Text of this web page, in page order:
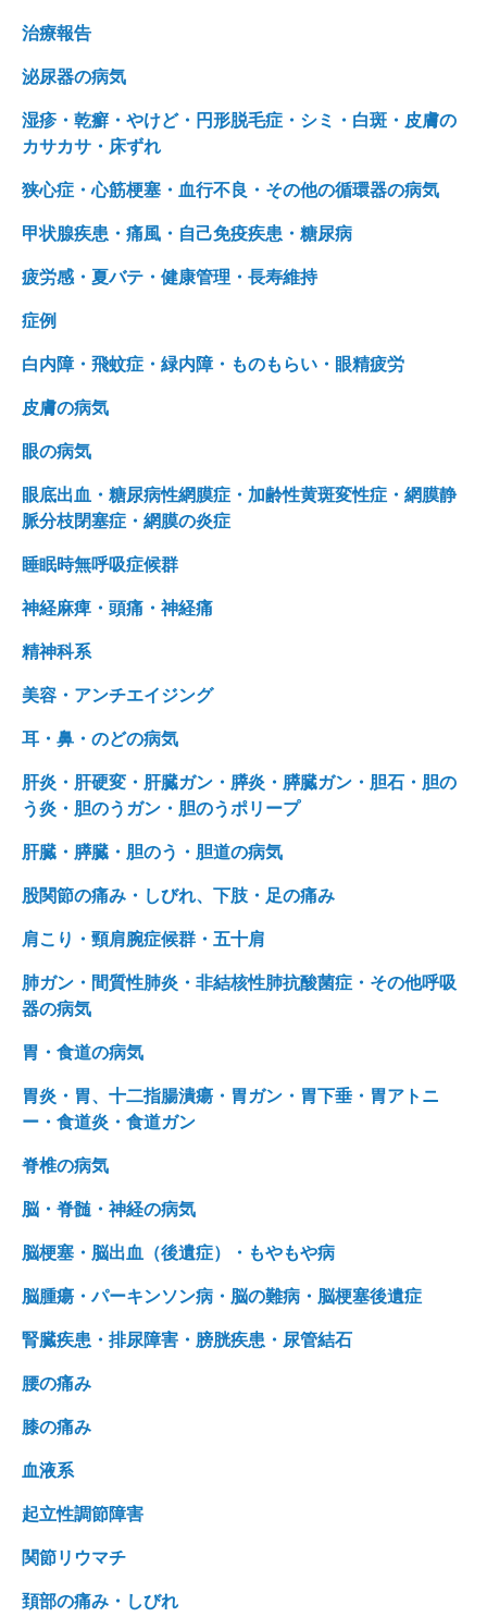
治療報告
泌尿器の病気
湿疹・乾癬・やけど・円形脱毛症・シミ・白斑・皮膚の
カサカサ・床ずれ
狭心症・心筋梗塞・血行不良・その他の循環器の病気
甲状腺疾患・痛風・自己免疫疾患・糖尿病
疲労感・夏バテ・健康管理・長寿維持
症例
白内障・飛蚊症・緑内障・ものもらい・眼精疲労
皮膚の病気
眼の病気
眼底出血・糖尿病性網膜症・加齢性黄斑変性症・網膜静
脈分枝閉塞症・網膜の炎症
睡眠時無呼吸症候群
神経麻痺・頭痛・神経痛
精神科系
美容・アンチエイジング
耳・鼻・のどの病気
肝炎・肝硬変・肝臓ガン・膵炎・膵臓ガン・胆石・胆の
う炎・胆のうガン・胆のうポリープ
肝臓・膵臓・胆のう・胆道の病気
股関節の痛み・しびれ、下肢・足の痛み
肩こり・頸肩腕症候群・五十肩
肺ガン・間質性肺炎・非結核性肺抗酸菌症・その他呼吸
器の病気
胃・食道の病気
胃炎・胃、十二指腸潰瘍・胃ガン・胃下垂・胃アトニ
ー・食道炎・食道ガン
脊椎の病気
脳・脊髄・神経の病気
脳梗塞・脳出血（後遺症）・もやもや病
脳腫瘍・パーキンソン病・脳の難病・脳梗塞後遺症
腎臓疾患・排尿障害・膀胱疾患・尿管結石
腰の痛み
膝の痛み
血液系
起立性調節障害
関節リウマチ
頚部の痛み・しびれ